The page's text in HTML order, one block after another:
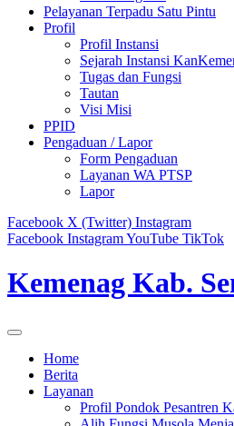
Pelayanan Terpadu Satu Pintu
Profil
Profil Instansi
Sejarah Instansi
Tugas dan Fungsi
Tautan
Visi Misi
PPID
Pengaduan / Lapor
Form Pengaduan
Layanan WA PTSP
Lapor
Facebook X (Twitter) Instagram
Facebook InstagramYouTube TikTok
Kemenag Kab.
Home
Berita
Layanan
Profil Pondok Pesantren